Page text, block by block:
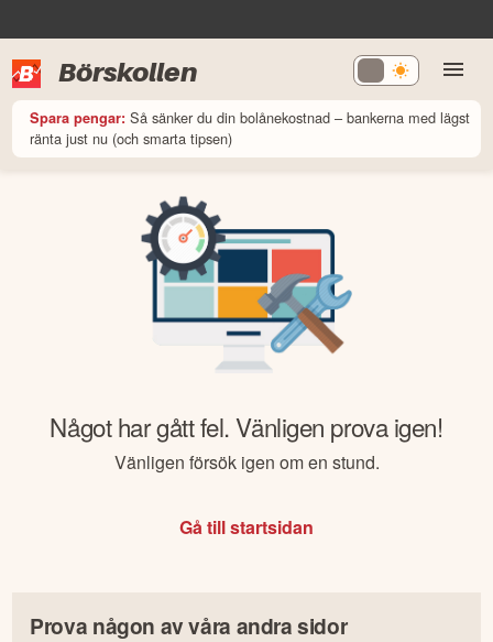
Börskollen
Spara pengar: Så sänker du din bolånekostnad – bankerna med lägst
ränta just nu (och smarta tipsen)
Något har gått fel. Vänligen prova igen!
Vänligen försök igen om en stund.
Gå till startsidan
Prova någon av våra andra sidor